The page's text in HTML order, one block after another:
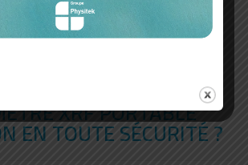
AUSSI
UN
XRF PORTABLE
EN TOUTE SÉCURITÉ ?